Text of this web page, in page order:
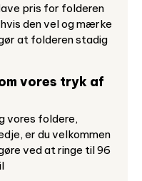
pris for folderen
den vel og mærke
at folderen stadig
vores tryk af
vores foldere,
er du velkommen
ved at ringe til 96